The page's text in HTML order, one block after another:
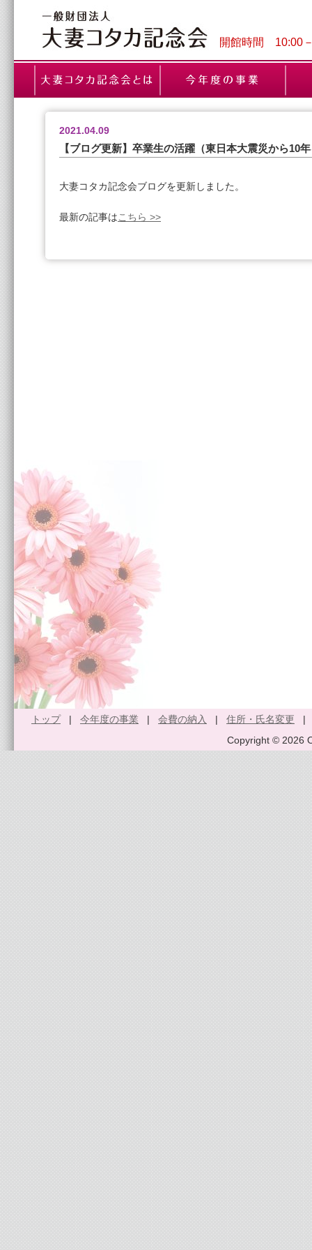
開館時間 10:00
2021.04.09
【ブログ更新】卒業生の活躍（東日本大震災から10
大妻コタカ記念会ブログを更新しました。
最新の記事はこちら >>
トップ| 今年度の事業 | 会費の納入 | 住所・氏名変更
Copyright © 2026